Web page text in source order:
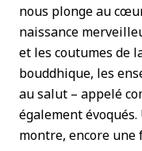
nous plonge au
naissance
et les coutumes de
bouddhique, les
au salut – appelé
également
montre, encore